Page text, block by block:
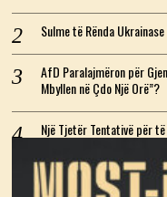
Sulme të Rënda
AfD Paralajmëron për
Mbyllen në Çdo Një Orë”?
Një Tjetër Tentativë për